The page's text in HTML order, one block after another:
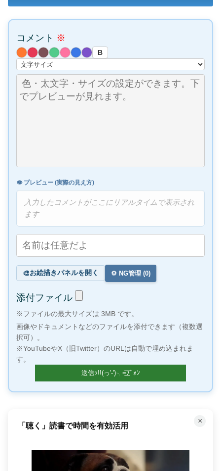
コメント ※
B
👁️ プレビュー (実際の見え方)
入力したコメントがここにリアルタイムで表示され
ます
🎨お絵描きパネルを開く ⚙️ NG管理 (0)
添付ファイル
※ファイルの最大サイズは 3MB です。
画像やドキュメントなどのファイルを添付できます（複数選
択可）。
※YouTubeやX（旧Twitter）のURLは自動で埋め込まれま
す。
×
「聴く」読書で時間を有効活用